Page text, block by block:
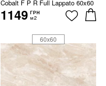
Cobalt F P R Full Lappato 60x60
1149 ГРН
м2
60x60